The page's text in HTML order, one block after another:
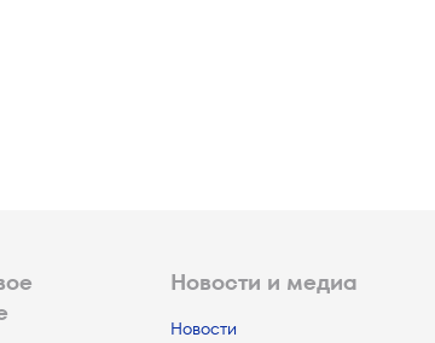
Новости и медиа
Новости